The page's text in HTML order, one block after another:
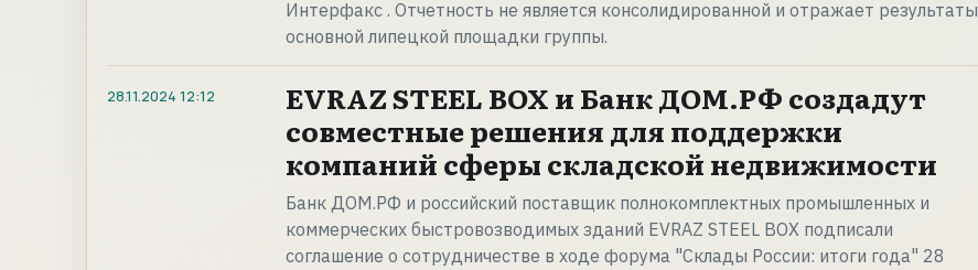
Интерфакс . Отчетность не является консолидированной и отражает результаты
основной липецкой площадки группы.
28.11.2024 12:12
EVRAZ STEEL BOX и Банк ДОМ.РФ создадут
совместные решения для поддержки
компаний сферы складской недвижимости
Банк ДОМ.РФ и российский поставщик полнокомплектных промышленных и
коммерческих быстровозводимых зданий EVRAZ STEEL BOX подписали
соглашение о сотрудничестве в ходе форума "Склады России: итоги года" 28